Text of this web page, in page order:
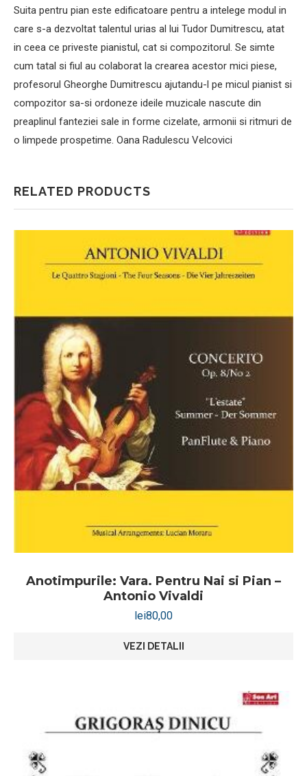
Suita pentru pian este edificatoare pentru a intelege modul in
care s-a dezvoltat talentul urias al lui Tudor Dumitrescu, atat
in ceea ce priveste pianistul, cat si compozitorul. Se simte
cum tatal si fiul au colaborat la crearea acestor mici piese,
profesorul Gheorghe Dumitrescu ajutandu-l pe micul pianist si
compozitor sa-si ordoneze ideile muzicale nascute din
preaplinul fanteziei sale in forme cizelate, armonii si ritmuri de
o limpede prospetime. Oana Radulescu Velcovici
RELATED PRODUCTS
Anotimpurile: Vara. Pentru Nai si Pian –
Antonio Vivaldi
lei80,00
VEZI DETALII